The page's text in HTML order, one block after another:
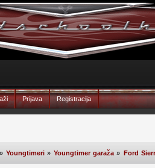
Prijava Registracija
Youngtimeri » Youngtimer garaža » Ford